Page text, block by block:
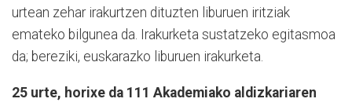
urtean zehar irakurtzen dituzten liburuen iritziak
emateko bilgunea da. Irakurketa sustatzeko egitasmoa
da; bereziki, euskarazko liburuen irakurketa.
25 urte, horixe da 111 Akademiako aldizkariaren